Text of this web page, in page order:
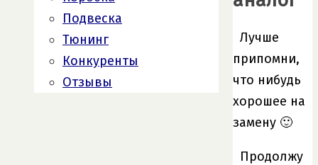
Лучше
припомни,
что нибудь
хорошее на
замену 🙂
Продолжу
Подвеска
Тюнинг
Конкуренты
Отзывы